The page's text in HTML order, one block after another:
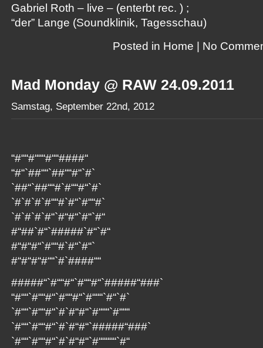
Gabriel Roth – live – (enterbt rec. ) ;
“der” Lange (Soundklinik, Tagesschau)
Posted in Home No
Mad Monday @ RAW 24.09.2011
Samstag, September 22nd, 2012
“#““#“““#““####“
“#“`##““`##““#“`#`
`##“`##““#`#““#“`#`
`#`#`#`#““#`#“`#““#`
`#`#`#`#“`#“#“`#“`#“
#“##`#“`#####`#“`#“
#“#“#“`#““#`#“`#“`
#“#“#“#““`#`####““
#####“`#““#“`#““#“`#####“###`
“#““`#““#“`#““#“`#“““`#“`#`
`#““`#““#“`#`#“#“`#“““`#“““
`#““`#““#“`#`#“#“`#####“###`
`#““`#““#“`#`#“#“`#“““““`#“